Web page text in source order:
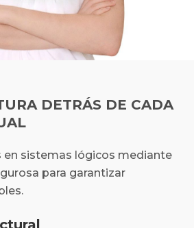
DETRÁS DE CADA
en sistemas lógicos mediante
para garantizar